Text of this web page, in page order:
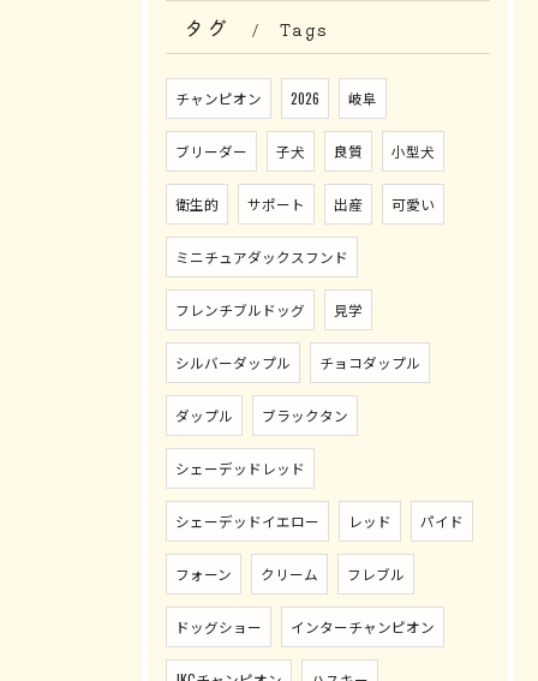
タグ Tags
チャンピオン 2026 岐阜
ブリーダー 子犬 良質 小型犬
衛生的 サポート 出産 可愛い
ミニチュアダックスフンド
フレンチブルドッグ 見学
シルバーダップル チョコダップル
ダップル ブラックタン
シェーデッドレッド
シェーデッドイエロー レッド パイド
フォーン クリーム フレブル
ドッグショー インターチャンピオン